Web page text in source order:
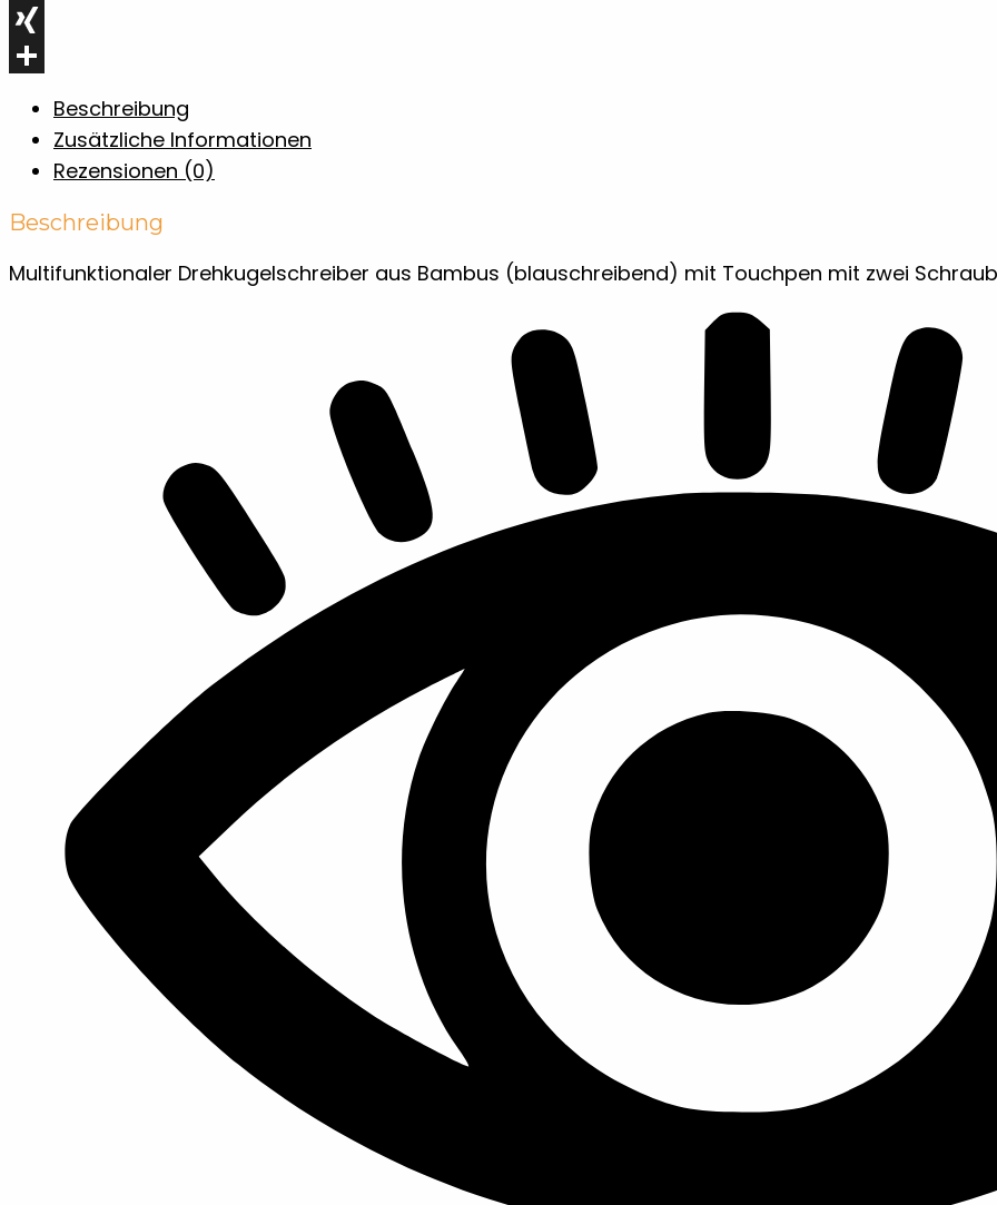
WhatsApp
XING
Beschreibung
Zusätzliche Informationen
Rezensionen (0)
Beschreibung
Multifunktionaler Drehkugelschreiber aus Bambus (blauschreibend) mit Touchpen mit zwei